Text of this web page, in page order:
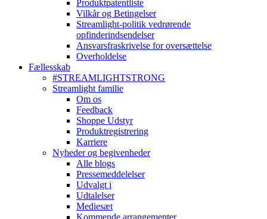
Produktpatentliste
Vilkår og Betingelser
Streamlight-politik vedrørende
opfinderindsendelser
Ansvarsfraskrivelse for oversættelse
Overholdelse
Fællesskab
#STREAMLIGHTSTRONG
Streamlight familie
Om os
Feedback
Shoppe Udstyr
Produktregistrering
Karriere
Nyheder og begivenheder
Alle blogs
Pressemeddelelser
Udvalgt i
Udtalelser
Mediesæt